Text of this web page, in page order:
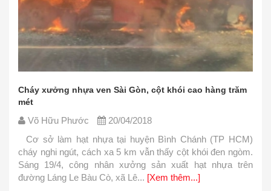
Cháy xưởng nhựa ven Sài Gòn, cột khói cao hàng trăm
mét
Võ Hữu Phước
20/04/2018
Cơ sở làm hạt nhựa tại huyện Bình Chánh (TP HCM)
cháy nghi ngút, cách xa 5 km vẫn thấy cột khói đen ngòm.
Sáng 19/4, công nhân xưởng sản xuất hạt nhựa trên
đường Láng Le Bàu Cò, xã Lê... [Xem thêm...]